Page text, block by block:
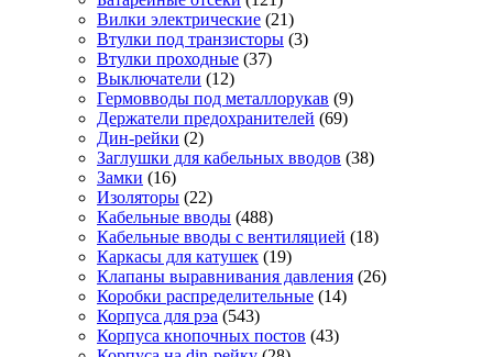
Вилки электрические (21)
Втулки под транзисторы (3)
Втулки проходные (37)
Выключатели (12)
Гермовводы под металлорукав (9)
Держатели предохранителей (69)
Дин-рейки (2)
Заглушки для кабельных вводов (38)
Замки (16)
Изоляторы (22)
Кабельные вводы (488)
Кабельные вводы с вентиляцией (18)
Каркасы для катушек (19)
Клапаны выравнивания давления (26)
Коробки распределительные (14)
Корпуса для рэа (543)
Корпуса кнопочных постов (43)